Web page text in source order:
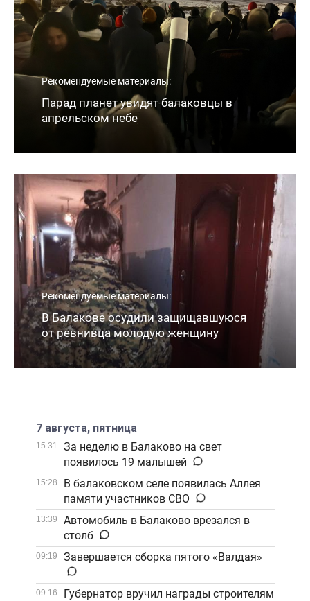
Рекомендуемые материалы:
Парад планет увидят балаковцы в
апрельском небе
Рекомендуемые материалы:
В Балакове осудили защищавшуюся
от ревнивца молодую женщину
7 августа, пятница
15:31
За неделю в Балаково на свет
появилось 19 малышей
15:28
В балаковском селе появилась Аллея
памяти участников СВО
13:39
Автомобиль в Балаково врезался в
столб
09:19 Завершается сборка пятого «Валдая»
09:16 Губернатор вручил награды строителям